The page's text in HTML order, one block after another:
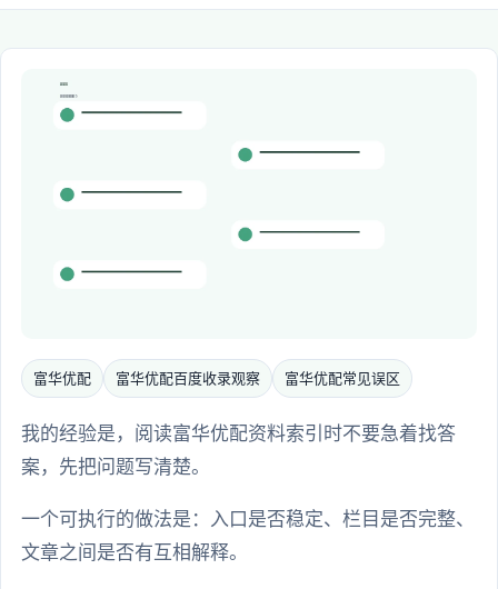
富华优配 富华优配百度收录观察 富华优配常见误区
我的经验是，阅读富华优配资料索引时不要急着找答
案，先把问题写清楚。
一个可执行的做法是：入口是否稳定、栏目是否完整、
文章之间是否有互相解释。